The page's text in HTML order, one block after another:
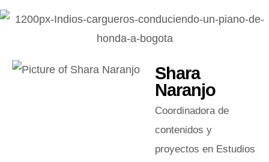
Shara
Naranjo
Coordinadora de
contenidos y
proyectos en Estudios